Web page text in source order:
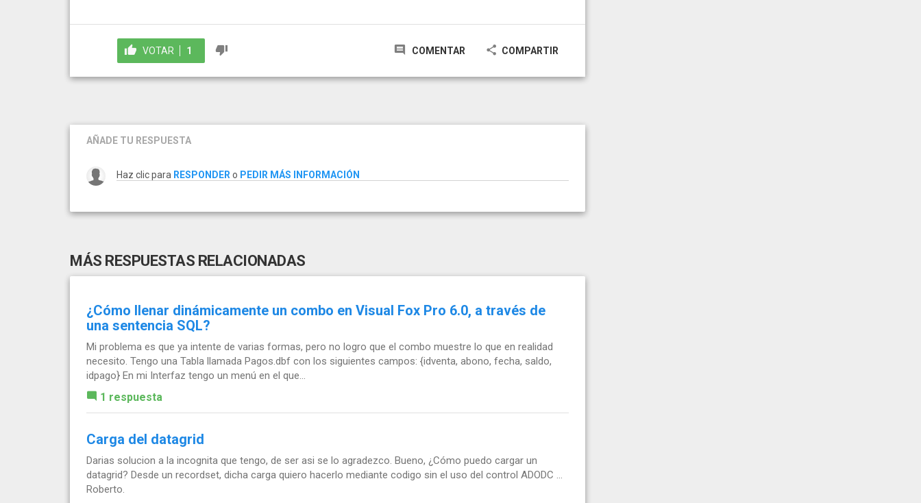
VOTAR 1 COMENTAR COMPARTIR
AÑADE TU RESPUESTA
Haz clic para RESPONDER o PEDIR MÁS INFORMACIÓN
MÁS RESPUESTAS RELACIONADAS
¿Cómo llenar dinámicamente un combo en Visual Fox Pro 6.0, a través de
una sentencia SQL?
Mi problema es que ya intente de varias formas, pero no logro que el combo muestre lo que en realidad
necesito. Tengo una Tabla llamada Pagos.dbf con los siguientes campos: {idventa, abono, fecha, saldo,
idpago} En mi Interfaz tengo un menú en el que...
1 respuesta
Carga del datagrid
Darias solucion a la incognita que tengo, de ser asi se lo agradezco. Bueno, ¿Cómo puedo cargar un
datagrid? Desde un recordset, dicha carga quiero hacerlo mediante codigo sin el uso del control ADODC ...
Roberto.